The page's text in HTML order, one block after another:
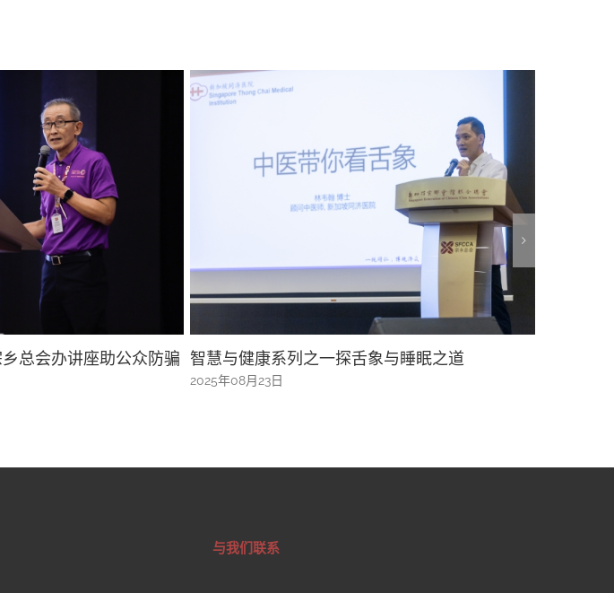
智慧与健康系列之一探舌象与睡眠之道 “新加坡文化通行证”助推文化参与迈
与我们联系